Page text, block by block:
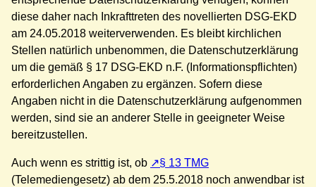
diese daher nach Inkrafttreten des novellierten DSG-EKD
am 24.05.2018 weiterverwenden. Es bleibt kirchlichen
Stellen natürlich unbenommen, die Datenschutzerklärung
um die gemäß § 17 DSG-EKD n.F. (Informationspflichten)
erforderlichen Angaben zu ergänzen. Sofern diese
Angaben nicht in die Datenschutzerklärung aufgenommen
werden, sind sie an anderer Stelle in geeigneter Weise
bereitzustellen.
Auch wenn es strittig ist, ob
§ 13 TMG
(Telemediengesetz) ab dem 25.5.2018 noch anwendbar ist